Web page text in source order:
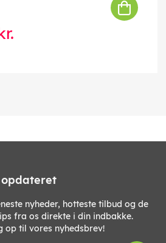
opdateret
nyheder, hotteste tilbud og de
fra os direkte i din indbakke.
op til vores nyhedsbrev!